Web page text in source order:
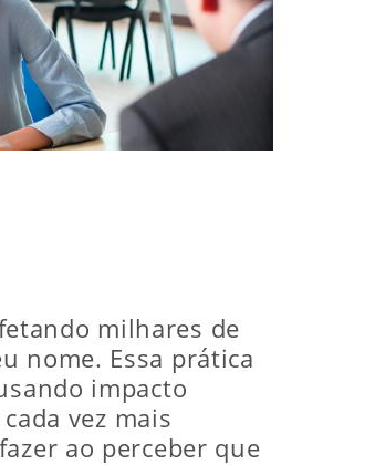
milhares de
nome. Essa prática
impacto
vez mais
ao perceber que